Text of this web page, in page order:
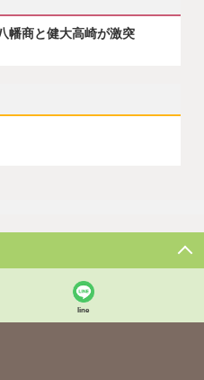
幡商と健大高崎が激突
line